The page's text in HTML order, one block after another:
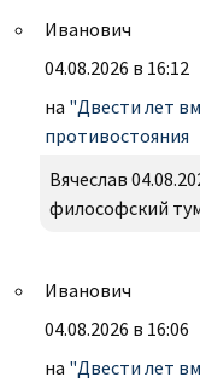
Иванович
04.08.2026 в 16:12
на "Двести лет
противостояния
Вячеслав
философский
Иванович
04.08.2026 в 16:06
на "Двести лет